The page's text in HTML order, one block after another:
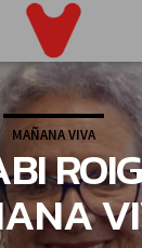
MAÑANA VIVA